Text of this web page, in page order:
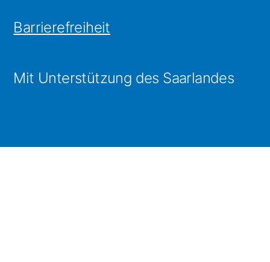
Barrierefreiheit
Mit Unterstützung des Saarlandes